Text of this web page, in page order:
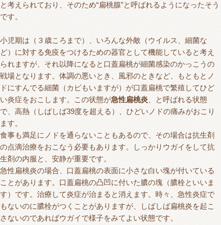
と考えられており、そのため“扁桃腺”と呼ばれるようになったそう
です。
小児期は（３歳ころまで）、いろんな外敵（ウイルス、細菌な
ど）に対する免疫をつけるための器官として機能していると考え
られますが、それ以降になると口蓋扁桃が細菌感染のかっこうの
戦場となります。体調の悪いとき、風邪のときなど、もともとノ
ドにすんでる細菌（カビもいますが）が口蓋扁桃で繁殖してひど
い炎症をおこします。この状態が急性扁桃炎 、と呼ばれる状態
で、高熱（しばしば39度を超える）、ひどいノドの痛みがおこり
ます。
食事も満足にノドを通らないこともあるので、その場合は抗生剤
の点滴治療をおこなう必要もあります。しっかりウガイをして抗
生剤の内服と、安静が重要です。
急性扁桃炎の場合、口蓋扁桃の表面に小さな白い塊が付いている
ことがあります。口蓋扁桃の凸凹に付いた膿の塊（膿栓といいま
す）です。治療して炎症が治まると消えます。時々、急性炎症で
もないのに膿栓がつくことがありますが、しばしば扁桃炎を起こ
さないのであればウガイで様子をみてよい状態です。